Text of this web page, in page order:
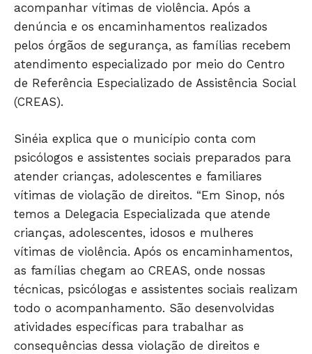
AGRONOTÍCIAS
ÚLTIMAS NOTÍCIAS
acompanhar vítimas de violência. Após a
denúncia e os encaminhamentos realizados
pelos órgãos de segurança, as famílias recebem
atendimento especializado por meio do Centro
de Referência Especializado de Assistência Social
(CREAS).
Sinéia explica que o município conta com
psicólogos e assistentes sociais preparados para
atender crianças, adolescentes e familiares
vítimas de violação de direitos. “Em Sinop, nós
temos a Delegacia Especializada que atende
crianças, adolescentes, idosos e mulheres
vítimas de violência. Após os encaminhamentos,
as famílias chegam ao CREAS, onde nossas
técnicas, psicólogas e assistentes sociais realizam
todo o acompanhamento. São desenvolvidas
atividades específicas para trabalhar as
consequências dessa violação de direitos e